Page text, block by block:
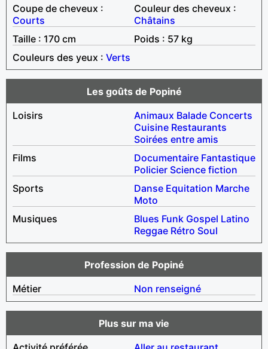
Coupe de cheveux :
Courts
Couleur des cheveux :
Châtains
Taille : 170 cm
Poids : 57 kg
Couleurs des yeux : Verts
Les goûts de Popiné
Loisirs
Animaux Balade Concerts
Cuisine Restaurants
Soirées entre amis
Films
Documentaire Fantastique
Policier Science fiction
Sports
Danse Equitation Marche
Moto
Musiques
Blues Funk Gospel Latino
Reggae Rétro Soul
Profession de Popiné
Métier
Non renseigné
Plus sur ma vie